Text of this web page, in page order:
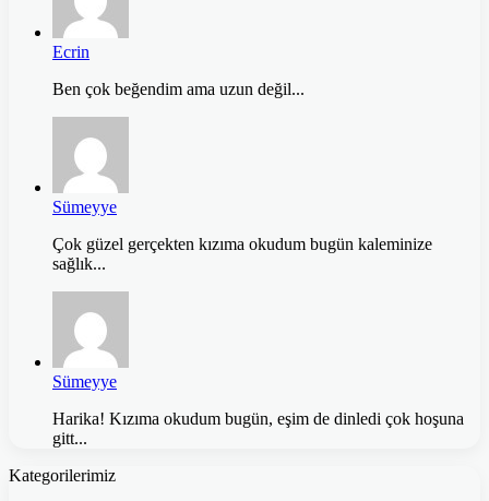
Ecrin
Ben çok beğendim ama uzun değil...
Sümeyye
Çok güzel gerçekten kızıma okudum bugün kaleminize
sağlık...
Sümeyye
Harika! Kızıma okudum bugün, eşim de dinledi çok hoşuna
gitt...
Kategorilerimiz